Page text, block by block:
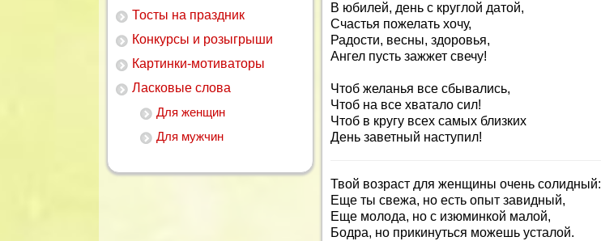
Тосты на праздник
Конкурсы и розыгрыши
Картинки-мотиваторы
Ласковые слова
Для женщин
Для мужчин
В юбилей, день с круглой датой,
Счастья пожелать хочу,
Радости, весны, здоровья,
Ангел пусть зажжет свечу!
Чтоб желанья все сбывались,
Чтоб на все хватало сил!
Чтоб в кругу всех самых близких
День заветный наступил!
Твой возраст для женщины очень солидный:
Еще ты свежа, но есть опыт завидный,
Еще молода, но с изюминкой малой,
Бодра, но прикинуться можешь усталой.